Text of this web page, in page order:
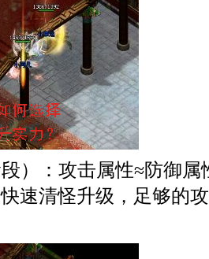
）：攻击属性≈防御属
速清怪升级，足够的